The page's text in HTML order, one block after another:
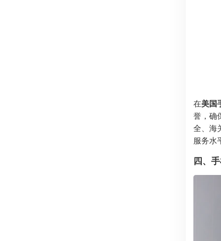
在美国
誉，确
全、海
服务水
四、